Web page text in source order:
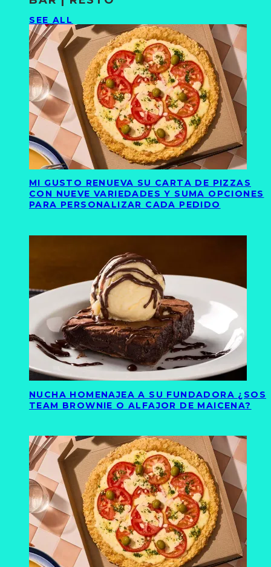
SEE ALL
MI GUSTO RENUEVA SU CARTA DE PIZZAS
CON NUEVE VARIEDADES Y SUMA OPCIONES
PARA PERSONALIZAR CADA PEDIDO
NUCHA HOMENAJEA A SU FUNDADORA ¿SOS
TEAM BROWNIE O ALFAJOR DE MAICENA?